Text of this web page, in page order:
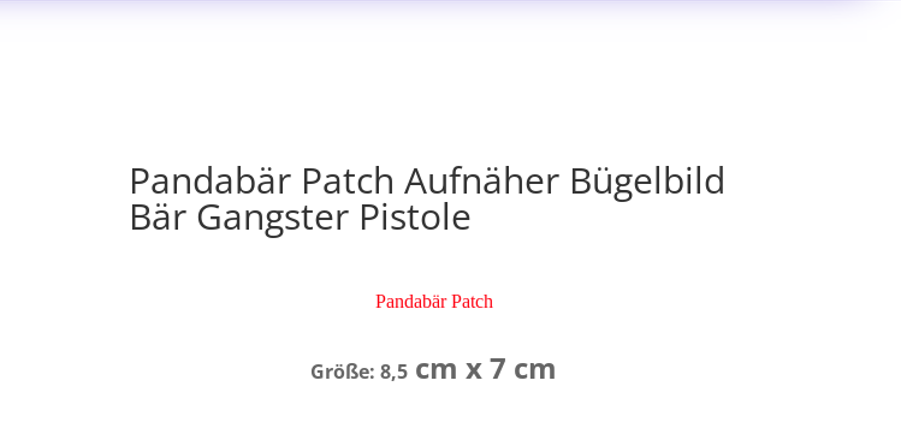
Pandabär Patch Aufnäher Bügelbild
Bär Gangster Pistole
Pandabär Patch
Größe: 8,5 cm x 7 cm